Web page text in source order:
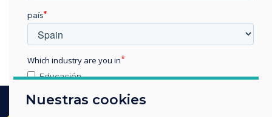
Nuestras cookies
país
Which industry are you in
Educación
Otros